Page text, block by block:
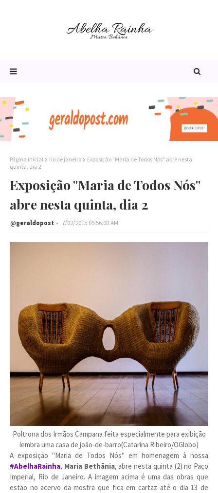
Página inicial rio de janeiro
Exposição "Maria de Todos Nós" abre nesta
quinta, dia 2
Exposição "Maria de Todos Nós"
abre nesta quinta, dia 2
@geraldopost 7/02/2015 09:56:00 AM
Poltrona dos Irmãos Campana feita especialmente para exibição
lembra uma casa de joão-de-barro(Catarina Ribeiro/OGlobo)
A exposição "Maria de Todos Nós" em homenagem à nossa
#AbelhaRainha, Maria Bethânia, abre nesta quinta (2) no Paço
Imperial, Rio de Janeiro. A imagem acima é uma das obras que
estão no acervo da mostra que fica em cartaz até o dia 13 de